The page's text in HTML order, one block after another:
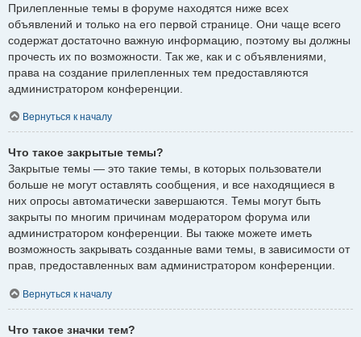
Прилепленные темы в форуме находятся ниже всех
объявлений и только на его первой странице. Они чаще всего
содержат достаточно важную информацию, поэтому вы должны
прочесть их по возможности. Так же, как и с объявлениями,
права на создание прилепленных тем предоставляются
администратором конференции.
Вернуться к началу
Что такое закрытые темы?
Закрытые темы — это такие темы, в которых пользователи
больше не могут оставлять сообщения, и все находящиеся в
них опросы автоматически завершаются. Темы могут быть
закрыты по многим причинам модератором форума или
администратором конференции. Вы также можете иметь
возможность закрывать созданные вами темы, в зависимости от
прав, предоставленных вам администратором конференции.
Вернуться к началу
Что такое значки тем?